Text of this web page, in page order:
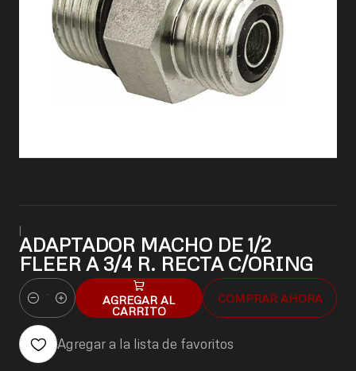
|
ADAPTADOR MACHO DE 1/2
FLEER A 3/4 R. RECTA C/ORING
Cantidad
AGREGAR AL
CARRITO
COMPRAR AHORA
Agregar a la lista de favoritos